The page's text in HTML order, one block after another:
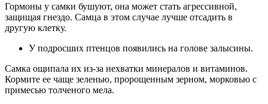
Гормоны у самки бушуют, она может стать агрессивной,
защищая гнездо. Самца в этом случае лучше отсадить в
другую клетку.
У подросших птенцов появились на голове залысины.
Самка ощипала их из-за нехватки минералов и витаминов.
Кормите ее чаще зеленью, пророщенным зерном, морковью с
примесью толченого мела.